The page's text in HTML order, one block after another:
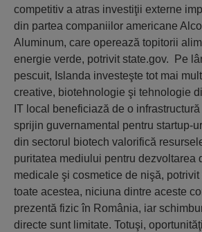
competitiv a atras investiţii externe
din partea companiilor americane
Aluminum, care operează topitorii
energie verde, potrivit state.gov. Pe
pescuit, Islanda investeşte tot mai
creative, biotehnologie şi tehnologie
IT local beneficiază de o
sprijin guvernamental pentru startup-
din sectorul biotech valorifică
puritatea mediului pentru dezvoltarea
medicale şi cosmetice de nişă,
toate acestea, niciuna dintre aceste
prezentă fizic în România, iar
directe sunt limitate. Totuşi,